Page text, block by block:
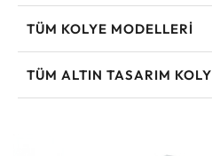
TÜM KOLYE MODELLERI
TÜM ALTIN TASARIM